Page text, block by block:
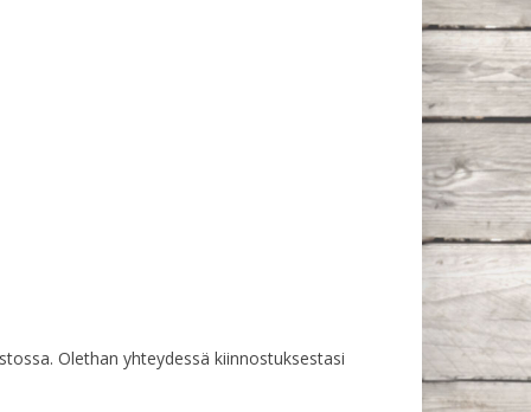
Olethan yhteydessä kiinnostuksestasi